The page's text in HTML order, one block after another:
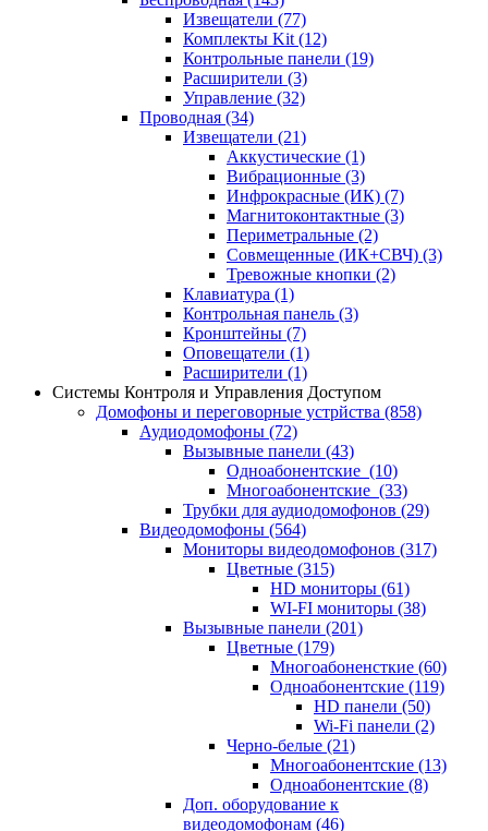
Извещатели (77)
Комплекты Kit (12)
Контрольные панели (19)
Расширители (3)
Управление (32)
Проводная (34)
Извещатели (21)
Аккустические (1)
Вибрационные (3)
Инфрокрасные (ИК) (7)
Магнитоконтактные (3)
Периметральные (2)
Совмещенные (ИК+СВЧ) (3)
Тревожные кнопки (2)
Клавиатура (1)
Контрольная панель (3)
Кронштейны (7)
Оповещатели (1)
Расширители (1)
Системы Контроля и Управления Доступом
Домофоны и переговорные устрйства (858)
Аудиодомофоны (72)
Вызывные панели (43)
Одноабонентские (10)
Многоабонентские (33)
Трубки для аудиодомофонов (29)
Видеодомофоны (564)
Мониторы видеодомофонов (317)
Цветные (315)
HD мониторы (61)
WI-FI мониторы (38)
Вызывные панели (201)
Цветные (179)
Многоабоненсткие (60)
Одноабонентские (119)
HD панели (50)
Wi-Fi панели (2)
Черно-белые (21)
Многоабонентские (13)
Одноабонентские (8)
Доп. оборудование к
видеодомофонам (46)